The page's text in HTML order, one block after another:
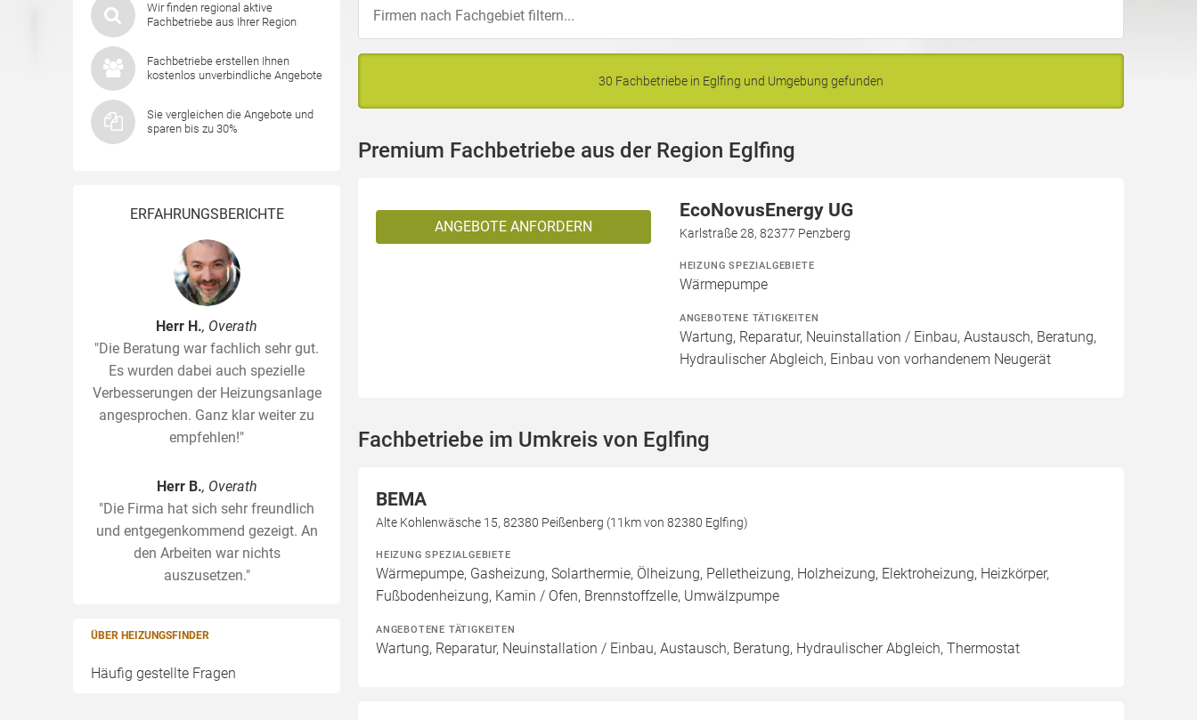
Wir finden regional aktive
Fachbetriebe aus Ihrer Region
Fachbetriebe erstellen Ihnen
kostenlos unverbindliche Angebote
Sie vergleichen die Angebote und
sparen bis zu 30%
ERFAHRUNGSBERICHTE
Herr H., Overath
"Die Beratung war fachlich sehr gut.
Es wurden dabei auch spezielle
Verbesserungen der Heizungsanlage
angesprochen. Ganz klar weiter zu
empfehlen!"
Herr B., Overath
"Die Firma hat sich sehr freundlich
und entgegenkommend gezeigt. An
den Arbeiten war nichts
auszusetzen."
ÜBER HEIZUNGSFINDER
Häufig gestellte Fragen
30 Fachbetriebe in Eglfing und Umgebung gefunden
Premium Fachbetriebe aus der Region Eglfing
ANGEBOTE ANFORDERN
EcoNovusEnergy UG
Karlstraße 28, 82377 Penzberg
HEIZUNG SPEZIALGEBIETE
Wärmepumpe
ANGEBOTENE TÄTIGKEITEN
Wartung, Reparatur, Neuinstallation / Einbau, Austausch, Beratung,
Hydraulischer Abgleich, Einbau von vorhandenem Neugerät
Fachbetriebe im Umkreis von Eglfing
BEMA
Alte Kohlenwäsche 15, 82380 Peißenberg (11km von 82380 Eglfing)
HEIZUNG SPEZIALGEBIETE
Wärmepumpe, Gasheizung, Solarthermie, Ölheizung, Pelletheizung, Holzheizung, Elektroheizung, Heizkörper,
Fußbodenheizung, Kamin / Ofen, Brennstoffzelle, Umwälzpumpe
ANGEBOTENE TÄTIGKEITEN
Wartung, Reparatur, Neuinstallation / Einbau, Austausch, Beratung, Hydraulischer Abgleich, Thermostat